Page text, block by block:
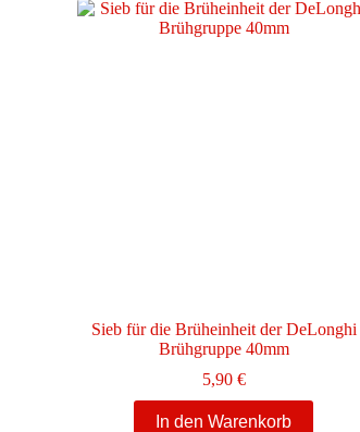
Sieb für die Brüheinheit der DeLonghi
Brühgruppe 40mm
5,90 €
In den Warenkorb